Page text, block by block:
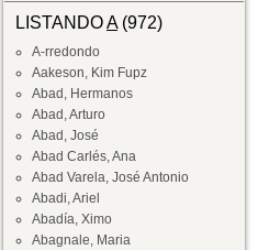
LISTANDOA(972)
A-rredondo
Aakeson, Kim Fupz
Abad, Hermanos
Abad, Arturo
Abad, José
Abad Carlés, Ana
Abad Varela, José Antonio
Abadi, Ariel
Abadía, Ximo
Abagnale, Maria